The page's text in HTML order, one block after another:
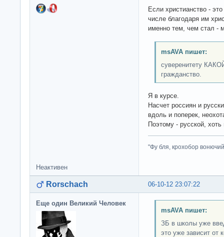
Если христианство -
числе благодаря им
именно тем, чем стал -
msAVA пишет:
суверенитету
гражданство.
Я в курсе.
Насчет россиян и
вдоль и поперек,
Поэтому - русской,
"Фу бля, крохобор
Неактивен
06-10-12 23:07:22
Rorschach
Еще один Великий Человек
msAVA пишет:
ЗБ в школы уже
это уже зависит от